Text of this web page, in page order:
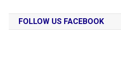
FOLLOW US FACEBOOK